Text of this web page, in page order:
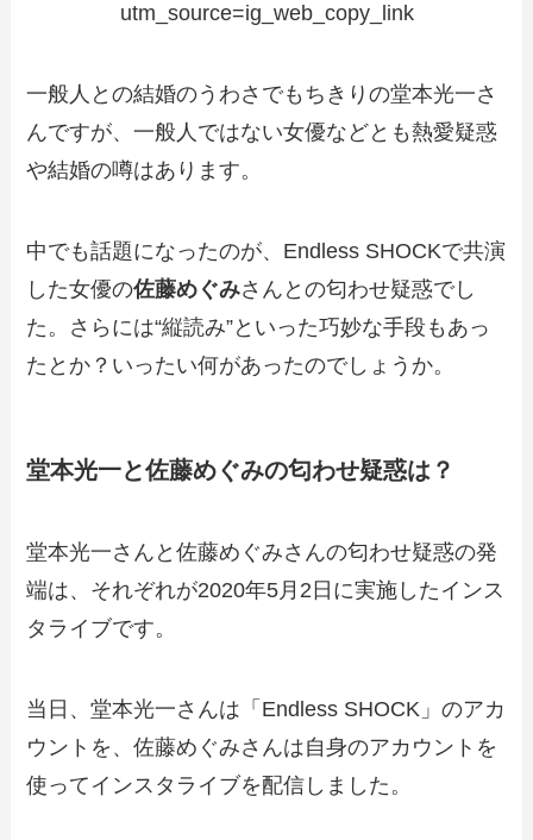
utm_source=ig_web_copy_link
一般人との結婚のうわさでもちきりの堂本光一さ
んですが、一般人ではない女優などとも熱愛疑惑
や結婚の噂はあります。
中でも話題になったのが、Endless SHOCKで共演
した女優の佐藤めぐみさんとの匂わせ疑惑でし
た。さらには“縦読み”といった巧妙な手段もあっ
たとか？いったい何があったのでしょうか。
堂本光一と佐藤めぐみの匂わせ疑惑は？
堂本光一さんと佐藤めぐみさんの匂わせ疑惑の発
端は、それぞれが2020年5月2日に実施したインス
タライブです。
当日、堂本光一さんは「Endless SHOCK」のアカ
ウントを、佐藤めぐみさんは自身のアカウントを
使ってインスタライブを配信しました。